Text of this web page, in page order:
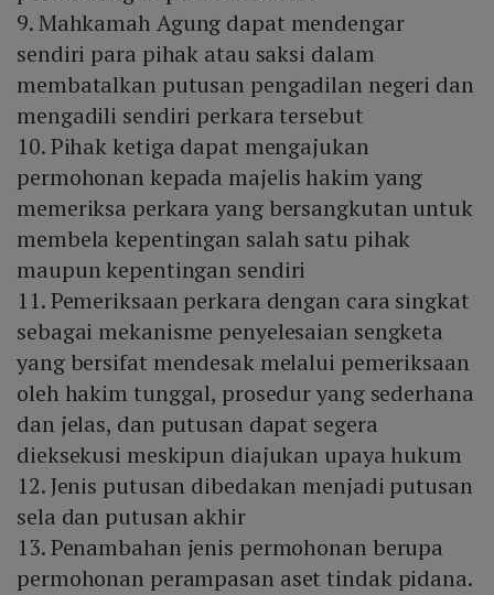
9. Mahkamah Agung dapat mendengar
sendiri para pihak atau saksi dalam
membatalkan putusan pengadilan negeri dan
mengadili sendiri perkara tersebut
10. Pihak ketiga dapat mengajukan
permohonan kepada majelis hakim yang
memeriksa perkara yang bersangkutan untuk
membela kepentingan salah satu pihak
maupun kepentingan sendiri
11. Pemeriksaan perkara dengan cara singkat
sebagai mekanisme penyelesaian sengketa
yang bersifat mendesak melalui pemeriksaan
oleh hakim tunggal, prosedur yang sederhana
dan jelas, dan putusan dapat segera
dieksekusi meskipun diajukan upaya hukum
12. Jenis putusan dibedakan menjadi putusan
sela dan putusan akhir
13. Penambahan jenis permohonan berupa
permohonan perampasan aset tindak pidana.